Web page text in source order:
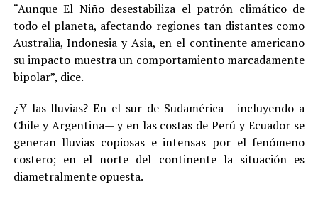
“Aunque El Niño desestabiliza el patrón climático de
todo el planeta, afectando regiones tan distantes como
Australia, Indonesia y Asia, en el continente americano
su impacto muestra un comportamiento marcadamente
bipolar”, dice.
¿Y las lluvias? En el sur de Sudamérica —incluyendo a
Chile y Argentina— y en las costas de Perú y Ecuador se
generan lluvias copiosas e intensas por el fenómeno
costero; en el norte del continente la situación es
diametralmente opuesta.